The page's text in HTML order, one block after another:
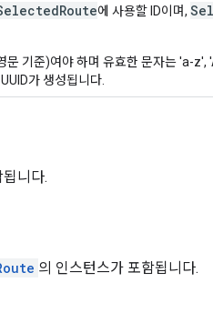
에 사용할 ID이며,
문 기준)여야 하며 유효한 문자는 'a-
가 생성됩니다.
니다.
의 인스턴스가 포함됩니다.